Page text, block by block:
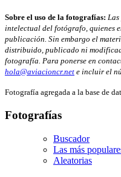
Sobre el uso de la fotografías:
intelectual del fotógrafo, quienes
publicación. Sin embargo el
distribuido, publicado ni
fotografía. Para ponerse en
hola@aviacioncr.net e incluir el
Fotografía agregada a la base de
Fotografías
Buscador
Las más
Aleatorias